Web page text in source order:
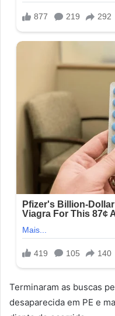
Terminaram as buscas
desaparecida em PE e